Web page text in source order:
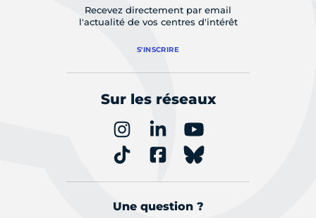
Recevez directement par email
l'actualité de vos centres d'intérêt
S'INSCRIRE
Sur les réseaux
Une question ?